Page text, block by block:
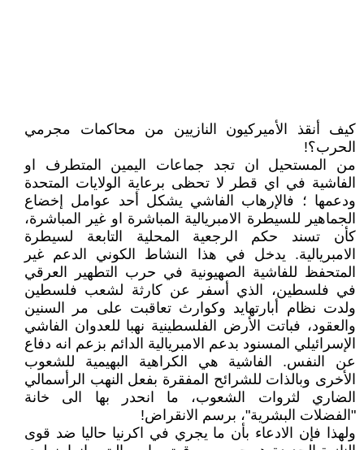
كيف أنقذ الأميركيون النازيين من محاكمات مجرمي
الحرب؟!
من المستحيل ان تجد جماعات اليمين المتطرف او
الفاشية في اي قطر لا تحظى برعاية الولايات المتحدة
ودعمها ؛ فالإرهاب الفاشي يشكل أحد عوامل إخضاع
الجماهير للسيطرة الامبريالية المباشرة او غير المباشرة،
كأن تسند حكم الرجعية المحلية التابعة لسيطرة
الامبريالية. يدخل في هذا النشاط الكوني الدعم غير
المتحفظ للفاشية الصهيونية في حرب التطهير العرقي
في فلسطين، الذي أسفر عن كارثة لشعب فلسطين
ولدت نظام أبارتهايد وكوارث تعاقبت على مر السنين
والعقود، فباتت الأرض الفلسطينية نهبا للعدوان الفاشي
الإسرائيلي المسنود بدعم الامبريالية الدائم بزعم انه دفاع
عن النفس. الفاشية هي الكراهية البهيمية للشعوب
الأخرى وبالذات للشرائح المفقرة بفعل النهب الرأسمالي
الضاري لثروات الشعوب، ما انحدر بها الى خانة
"الفضلات البشرية"، برسم الانقراض!
ولهذا فإن الادعاء بأن ما يجري في اكرنيا حاليا ضد قوى